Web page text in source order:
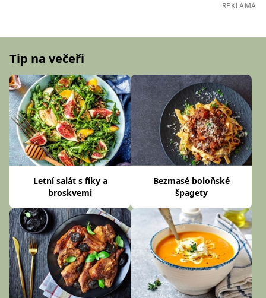
REKLAMA
Tip na večeři
Letní salát s fíky a
broskvemi
Bezmasé boloňské
špagety